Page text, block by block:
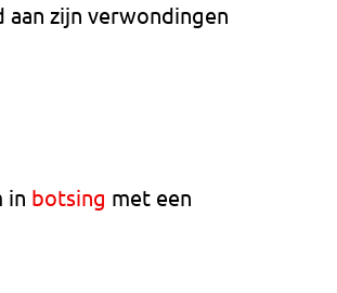
zijn verwondingen
in botsing met een